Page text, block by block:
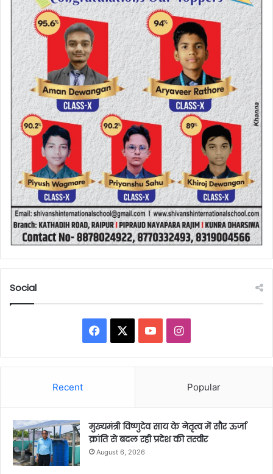
Social
Facebook YouTubeInstagram
Recent Popular
मुख्यमंत्री विष्णुदेव साय के नेतृत्व में सौर ऊर्जा
क्रांति से बदल रही प्रदेश की तस्वीर
August 6, 2026